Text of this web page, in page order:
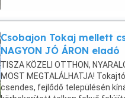
Csobajon Tokaj mellett
NAGYON JÓ ÁRON eladó
TISZA KÖZELI OTTHON,
MOST MEGTALÁLHATJA!
csendes, fejlődő településén